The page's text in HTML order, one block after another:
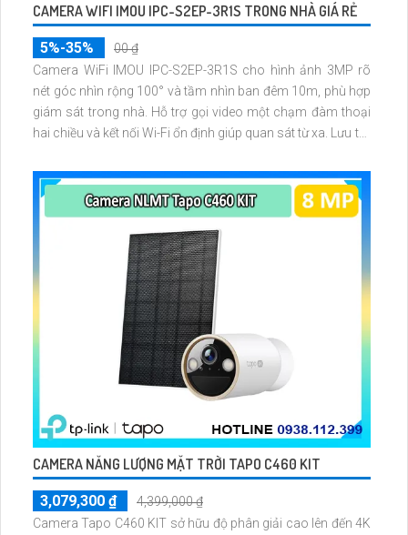
CAMERA WIFI IMOU IPC-S2EP-3R1S TRONG NHÀ GIÁ RẺ
5%-35%
00 ₫
Camera WiFi IMOU IPC-S2EP-3R1S cho hình ảnh 3MP rõ
nét góc nhìn rộng 100° và tầm nhìn ban đêm 10m, phù hợp
giám sát trong nhà. Hỗ trợ gọi video một chạm đàm thoại
hai chiều và kết nối Wi-Fi ổn định giúp quan sát từ xa. Lưu trữ
dễ lắp đặt cho gia đình và văn phòng nhỏ.
CAMERA NĂNG LƯỢNG MẶT TRỜI TAPO C460 KIT
3,079,300 ₫
4,399,000 ₫
Camera Tapo C460 KIT sở hữu độ phân giải cao lên đến 4K